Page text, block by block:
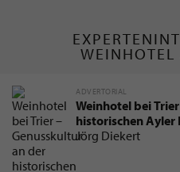
WEINHOTEL
ADVERTORIAL
Weinhotel bei
historischen Ayler
Jörg Diekert